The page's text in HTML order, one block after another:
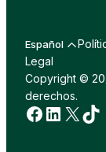
Español
Legal
Copyright ©
derechos.
Facebook
LinkedIn